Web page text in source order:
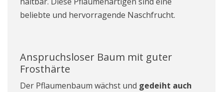
beliebte und hervorragende Naschfrucht.
Anspruchsloser Baum mit guter
Frosthärte
Der Pflaumenbaum wächst und gedeiht auch